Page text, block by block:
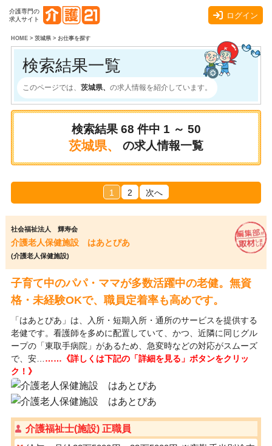
介護専門の
求人サイト
ログイン
HOME> 茨城県> お仕事を探す
検索結果一覧
このページでは、 茨城県、 の求人情報を紹介しています。
検索結果 68 件中 1 ～ 50
茨城県、 の求人情報一覧
1 2 次へ
社会福祉法人 輝寿会
介護老人保健施設 はあとぴあ
(介護老人保健施設)
子育て中のパパ・ママが多数活躍中の老健。無資
格・未経験OKで、職員定着率も高めです。
「はあとぴあ」は、入所・短期入所・通所のサービスを提供する
老健です。看護師を多めに配置していて、かつ、近隣に同じグル
ープの「東取手病院」があるため、急変時などの対応がスムーズ
で、安… ……《詳しくは下記の「詳細を見る」ボタンをクリッ
ク！》
介護福祉士(施設) 正職員